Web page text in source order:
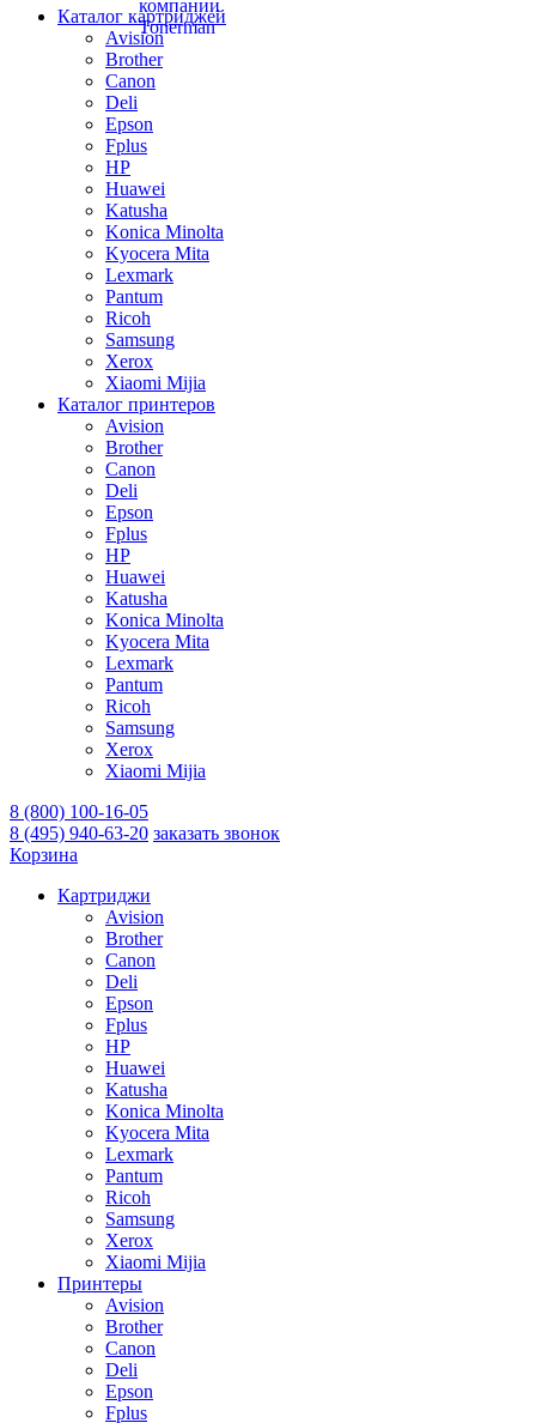
Каталог картриджей
Avision
Brother
Canon
Deli
Epson
Fplus
HP
Huawei
Katusha
Konica Minolta
Kyocera Mita
Lexmark
Pantum
Ricoh
Samsung
Xerox
Xiaomi Mijia
Каталог принтеров
Avision
Brother
Canon
Deli
Epson
Fplus
HP
Huawei
Katusha
Konica Minolta
Kyocera Mita
Lexmark
Pantum
Ricoh
Samsung
Xerox
Xiaomi Mijia
8 (800) 100-16-05
8 (495) 940-63-20 заказать звонок
Корзина
Картриджи
Avision
Brother
Canon
Deli
Epson
Fplus
HP
Huawei
Katusha
Konica Minolta
Kyocera Mita
Lexmark
Pantum
Ricoh
Samsung
Xerox
Xiaomi Mijia
Принтеры
Avision
Brother
Canon
Deli
Epson
Fplus